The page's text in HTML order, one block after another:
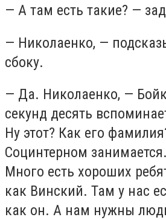
— А там есть такие? —
— Николаенко, —
сбоку.
— Да. Николаенко, —
секунд десять
Ну этот? Как его
Социнтерном
Много есть хороших
как Винский. Там у нас
как он. А нам нужны